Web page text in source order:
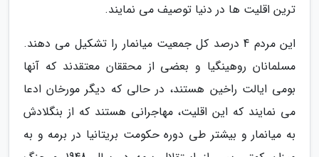
ترین اقلیت ها در دنیا توصیف می نمایند.
این مردم 4 درصد کل جمعیت میانمار را تشکیل می دهند.
مسلمانان روهینگیا و بعضی از محققان معتقدند که آنها
بومی ایالت راخین هستند، در حالی که دیگر مورخان ادعا
می نمایند که این اقلیت، مهاجرانی هستند که از بنگلادش
به میانمار و بیشتر طی دوره حکومت بریتانیا در برمه و به